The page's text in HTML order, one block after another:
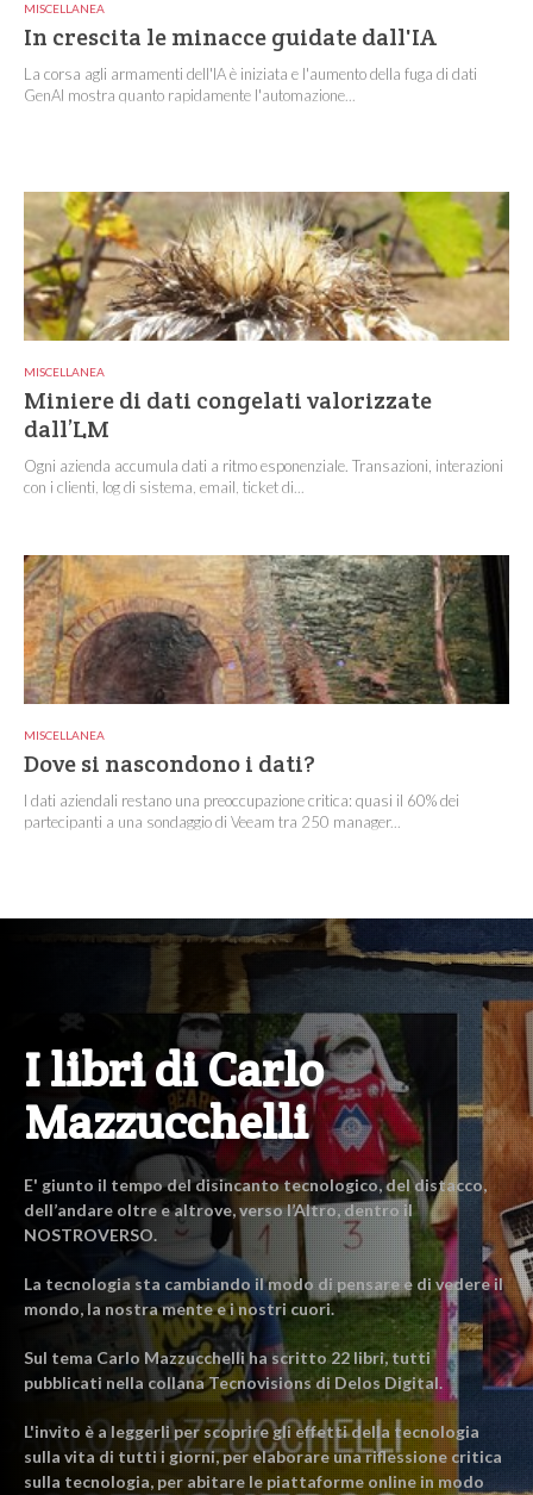
MISCELLANEA
In crescita le minacce guidate dall'IA
La corsa agli armamenti dell'IA è iniziata e l'aumento della fuga di dati
GenAI mostra quanto rapidamente l'automazione...
MISCELLANEA
Miniere di dati congelati valorizzate
dall’LM
Ogni azienda accumula dati a ritmo esponenziale. Transazioni, interazioni
con i clienti, log di sistema, email, ticket di...
MISCELLANEA
Dove si nascondono i dati?
I dati aziendali restano una preoccupazione critica: quasi il 60% dei
partecipanti a una sondaggio di Veeam tra 250 manager...
I libri di Carlo
Mazzucchelli
E' giunto il tempo del disincanto tecnologico, del distacco,
dell’andare oltre e altrove, verso l’Altro, dentro il
NOSTROVERSO.
La tecnologia sta cambiando il modo di pensare e di vedere il
mondo, la nostra mente e i nostri cuori.
Sul tema Carlo Mazzucchelli ha scritto 22 libri, tutti
pubblicati nella collana Tecnovisions di Delos Digital.
L'invito è a leggerli per scoprire gli effetti della tecnologia
sulla vita di tutti i giorni, per elaborare una riflessione critica
sulla tecnologia, per abitare le piattaforme online in modo